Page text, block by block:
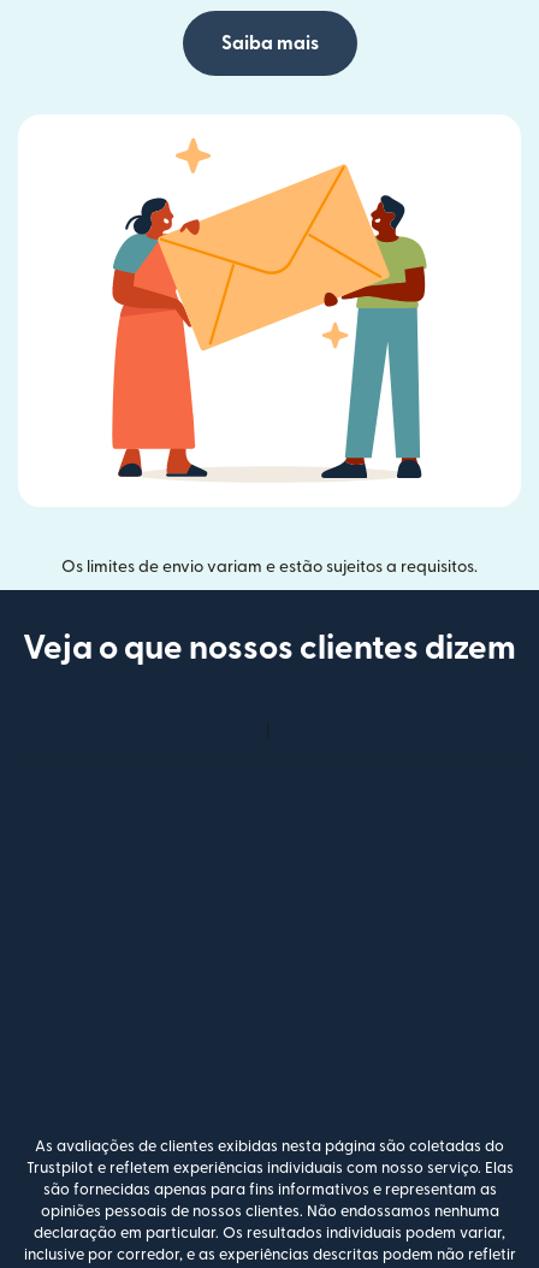
Saiba mais
Os limites de envio variam e estão sujeitos a requisitos.
Veja o que nossos clientes dizem
As avaliações de clientes exibidas nesta página são coletadas do
Trustpilot e refletem experiências individuais com nosso serviço. Elas
são fornecidas apenas para fins informativos e representam as
opiniões pessoais de nossos clientes. Não endossamos nenhuma
declaração em particular. Os resultados individuais podem variar,
inclusive por corredor, e as experiências descritas podem não refletir